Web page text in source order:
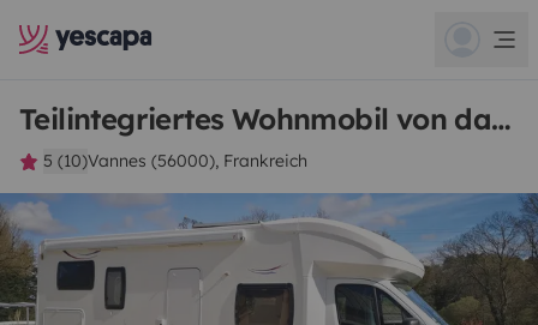
Teilintegriertes Wohnmobil von david
5 (10)Vannes (56000), Frankreich